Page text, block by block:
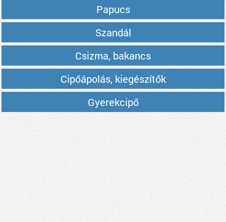
Papucs
Szandál
Csizma, bakancs
Cipőápolás, kiegészítők
Gyerekcipő